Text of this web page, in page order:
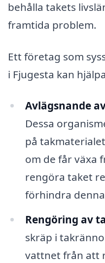
behålla takets
framtida problem.
Ett företag som
i Fjugesta kan
Avlägsnande
Dessa
på
om de får växa
rengöra taket
förhindra
Rengöring av
skräp i
vattnet från att